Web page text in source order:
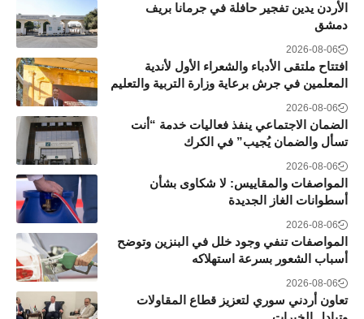
الأردن يدين تفجير حافلة في جرمانا بريف
دمشق
2026-08-06
افتتاح ملتقى الأدباء والشعراء الأول لأندية
المعلمين في جرش برعاية وزارة التربية والتعليم
2026-08-06
الضمان الاجتماعي ينفذ فعاليات خدمة “أنت
تسأل والضمان يُجيب” في الكرك
2026-08-06
المواصفات والمقاييس: لا شكاوى بشأن
أسطوانات الغاز الجديدة
2026-08-06
المواصفات تنفي وجود خلل في البنزين وتوضح
أسباب الشعور بسرعة استهلاكه
2026-08-06
تعاون أردني سوري لتعزيز قطاع المقاولات